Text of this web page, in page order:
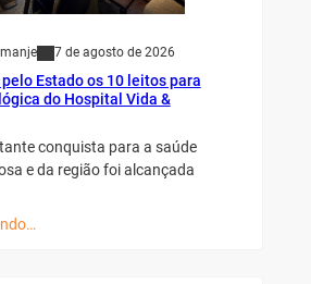
7 de agosto de 2026
Estado os 10 leitos para
do Hospital Vida &
conquista para a saúde
e da região foi alcançada